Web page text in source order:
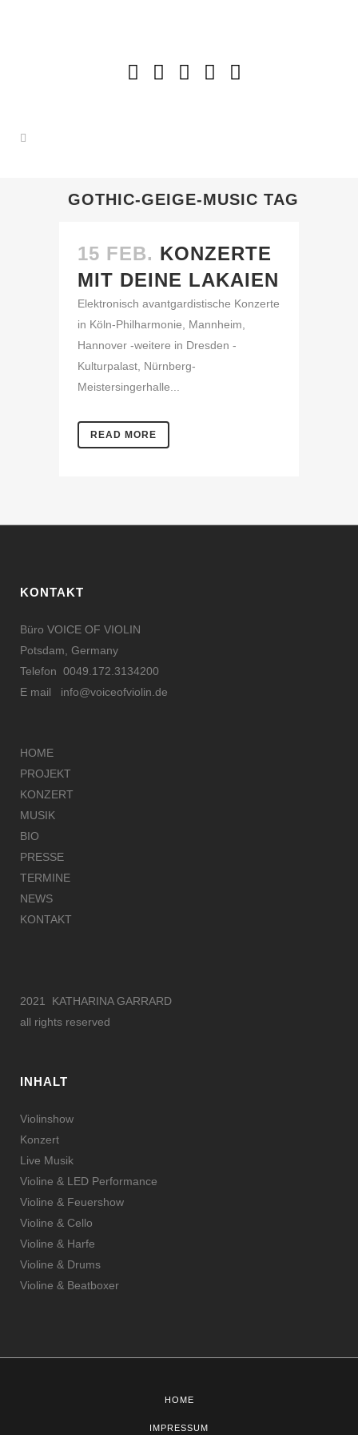
GOTHIC-GEIGE-MUSIC TAG
15 FEB. KONZERTE
MIT DEINE LAKAIEN
Elektronisch avantgardistische Konzerte
in Köln-Philharmonie, Mannheim,
Hannover -weitere in Dresden -
Kulturpalast, Nürnberg-
Meistersingerhalle...
READ MORE
KONTAKT
Büro VOICE OF VIOLIN
Potsdam, Germany
Telefon 0049.172.3134200
E mail info@voiceofviolin.de
HOME
PROJEKT
KONZERT
MUSIK
BIO
PRESSE
TERMINE
NEWS
KONTAKT
2021 KATHARINA GARRARD
all rights reserved
INHALT
Violinshow
Konzert
Live Musik
Violine & LED Performance
Violine & Feuershow
Violine & Cello
Violine & Harfe
Violine & Drums
Violine & Beatboxer
HOME
IMPRESSUM